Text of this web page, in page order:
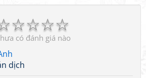
☆
☆
☆
☆
có đánh giá nào
dịch